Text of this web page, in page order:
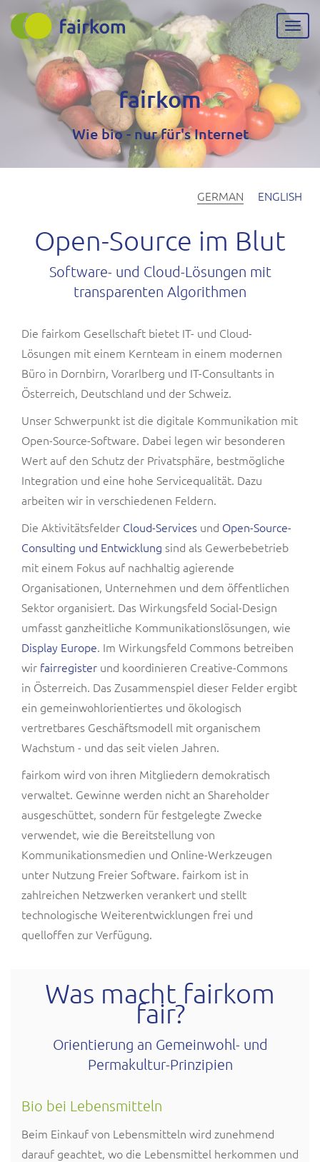
Direkt
zum
Inhalt
fairkom
Wie bio - nur für's Internet
GERMAN ENGLISH
Open-Source im Blut
Software- und Cloud-Lösungen mit
transparenten Algorithmen
Die fairkom Gesellschaft bietet IT- und Cloud-
Lösungen mit einem Kernteam in einem modernen
Büro in Dornbirn, Vorarlberg und IT-Consultants in
Österreich, Deutschland und der Schweiz.
Unser Schwerpunkt ist die digitale Kommunikation mit
Open-Source-Software. Dabei legen wir besonderen
Wert auf den Schutz der Privatsphäre, bestmögliche
Integration und eine hohe Servicequalität. Dazu
arbeiten wir in verschiedenen Feldern.
Die Aktivitätsfelder Cloud-Services und Open-Source-
Consulting und Entwicklung sind als Gewerbebetrieb
mit einem Fokus auf nachhaltig agierende
Organisationen, Unternehmen und dem öffentlichen
Sektor organisiert. Das Wirkungsfeld Social-Design
umfasst ganzheitliche Kommunikationslösungen, wie
Display Europe. Im Wirkungsfeld Commons betreiben
wir fairregister und koordinieren Creative-Commons
in Österreich. Das Zusammenspiel dieser Felder ergibt
ein gemeinwohlorientiertes und ökologisch
vertretbares Geschäftsmodell mit organischem
Wachstum - und das seit vielen Jahren.
fairkom wird von ihren Mitgliedern demokratisch
verwaltet. Gewinne werden nicht an Shareholder
ausgeschüttet, sondern für festgelegte Zwecke
verwendet, wie die Bereitstellung von
Kommunikationsmedien und Online-Werkzeugen
unter Nutzung Freier Software. fairkom ist in
zahlreichen Netzwerken verankert und stellt
technologische Weiterentwicklungen frei und
quelloffen zur Verfügung.
Was macht fairkom
fair?
Orientierung an Gemeinwohl- und
Permakultur-Prinzipien
Bio bei Lebensmitteln
Beim Einkauf von Lebensmitteln wird zunehmend
darauf geachtet, wo die Lebensmittel herkommen und